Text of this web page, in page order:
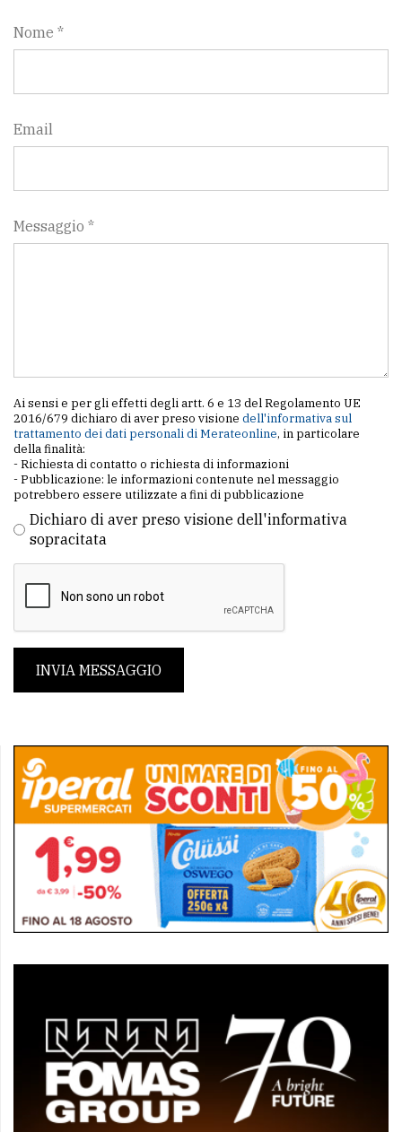
Nome *
Email
Messaggio *
Ai sensi e per gli effetti degli artt. 6 e 13 del Regolamento UE
2016/679 dichiaro di aver preso visione dell'informativa sul
trattamento dei dati personali di Merateonline, in particolare
della finalità:
- Richiesta di contatto o richiesta di informazioni
- Pubblicazione: le informazioni contenute nel messaggio
potrebbero essere utilizzate a fini di pubblicazione
Dichiaro di aver preso visione dell'informativa
sopracitata
INVIA MESSAGGIO